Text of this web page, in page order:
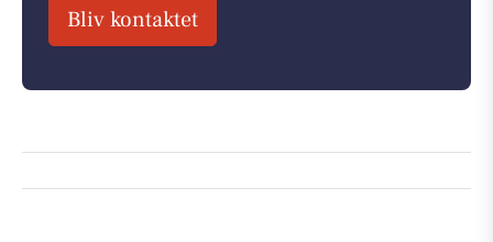
Bliv kontaktet